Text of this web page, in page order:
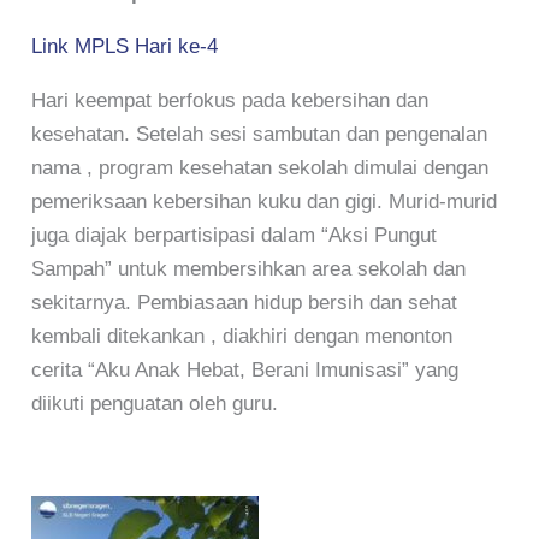
Link MPLS Hari ke-4
Hari keempat berfokus pada kebersihan dan
kesehatan. Setelah sesi sambutan dan pengenalan
nama , program kesehatan sekolah dimulai dengan
pemeriksaan kebersihan kuku dan gigi. Murid-murid
juga diajak berpartisipasi dalam “Aksi Pungut
Sampah” untuk membersihkan area sekolah dan
sekitarnya. Pembiasaan hidup bersih dan sehat
kembali ditekankan , diakhiri dengan menonton
cerita “Aku Anak Hebat, Berani Imunisasi” yang
diikuti penguatan oleh guru.